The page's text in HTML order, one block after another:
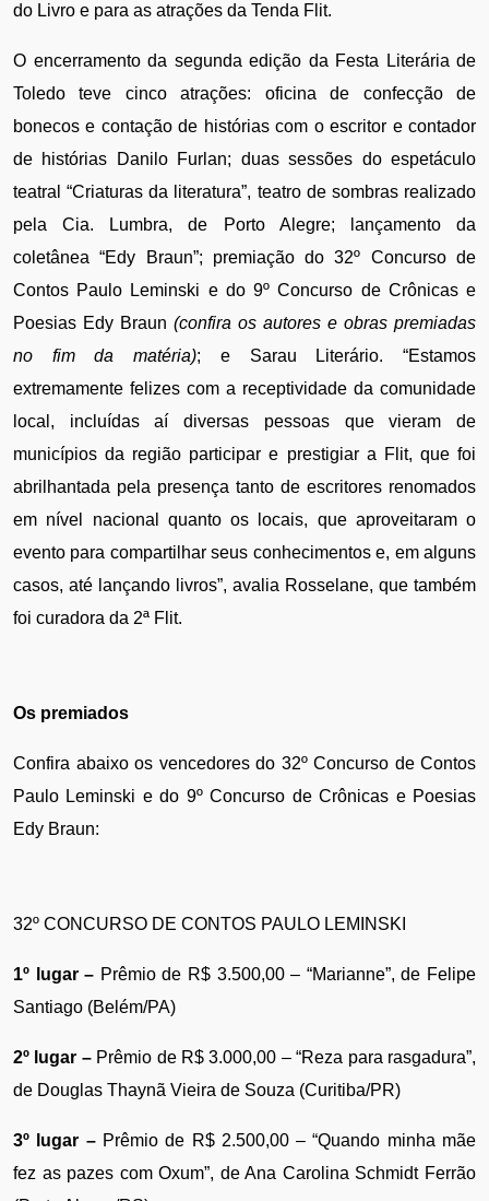
do Livro e para as atrações da Tenda Flit.
O encerramento da segunda edição da Festa Literária de
Toledo teve cinco atrações: oficina de confecção de
bonecos e contação de histórias com o escritor e contador
de histórias Danilo Furlan; duas sessões do espetáculo
teatral “Criaturas da literatura”, teatro de sombras realizado
pela Cia. Lumbra, de Porto Alegre; lançamento da
coletânea “Edy Braun”; premiação do 32º Concurso de
Contos Paulo Leminski e do 9º Concurso de Crônicas e
Poesias Edy Braun (confira os autores e obras premiadas
no fim da matéria); e Sarau Literário. “Estamos
extremamente felizes com a receptividade da comunidade
local, incluídas aí diversas pessoas que vieram de
municípios da região participar e prestigiar a Flit, que foi
abrilhantada pela presença tanto de escritores renomados
em nível nacional quanto os locais, que aproveitaram o
evento para compartilhar seus conhecimentos e, em alguns
casos, até lançando livros”, avalia Rosselane, que também
foi curadora da 2ª Flit.
Os premiados
Confira abaixo os vencedores do 32º Concurso de Contos
Paulo Leminski e do 9º Concurso de Crônicas e Poesias
Edy Braun:
32º CONCURSO DE CONTOS PAULO LEMINSKI
1º lugar – Prêmio de R$ 3.500,00 – “Marianne”, de Felipe
Santiago (Belém/PA)
2º lugar – Prêmio de R$ 3.000,00 – “Reza para rasgadura”,
de Douglas Thaynã Vieira de Souza (Curitiba/PR)
3º lugar – Prêmio de R$ 2.500,00 – “Quando minha mãe
fez as pazes com Oxum”, de Ana Carolina Schmidt Ferrão